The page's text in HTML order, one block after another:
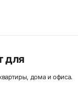
для
дома и офиса.